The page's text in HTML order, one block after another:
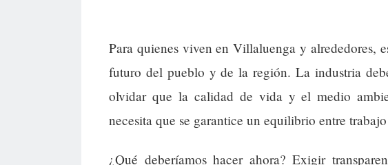
Para quienes viven en Villaluenga y alrededores,
futuro del pueblo y de la región. La industria
olvidar que la calidad de vida y el medio
necesita que se garantice un equilibrio entre
¿Qué deberíamos hacer ahora? Exigir